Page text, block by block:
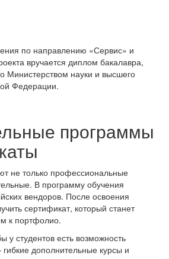
по направлению «Сервис» и
вручается диплом бакалавра,
Министерством науки и высшего
Федерации.
программы
не только профессиональные
В программу обучения
вендоров. После освоения
сертификат, который станет
к портфолио.
у студентов есть возможность
дополнительные курсы и